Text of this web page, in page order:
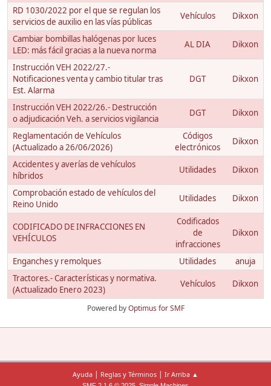
RD 1030/2022 por el que se regulan los
servicios de auxilio en las vías públicas
Vehículos Dikxon
Cambiar bombillas halógenas por luces
LED: más fácil gracias a la nueva norma
AL DIA Dikxon
Instrucción VEH 2022/27.-
Notificaciones venta y cambio titular tras
Est. Alarma
DGT Dikxon
Instrucción VEH 2022/26.- Destrucción
o adjudicación Veh. a servicios vigilancia
DGT Dikxon
Reglamentación de Vehículos
(Actualizado a 26/06/2026)
Códigos
electrónicos
Dikxon
Accidentes y averías de vehículos
híbridos
Utilidades Dikxon
Comprobación estado de vehículos del
Reino Unido
Utilidades Dikxon
CODIFICADO DE INFRACCIONES EN
VEHÍCULOS
Codificados
de
infracciones
Dikxon
Enganches y remolques Utilidades
anuja
Tractores.- Características y normativa.
(Actualizado Enero 2023)
Vehículos Dikxon
Powered byOptimus for SMF
Ayuda | Reglas y Términos | Ir Arriba ▲